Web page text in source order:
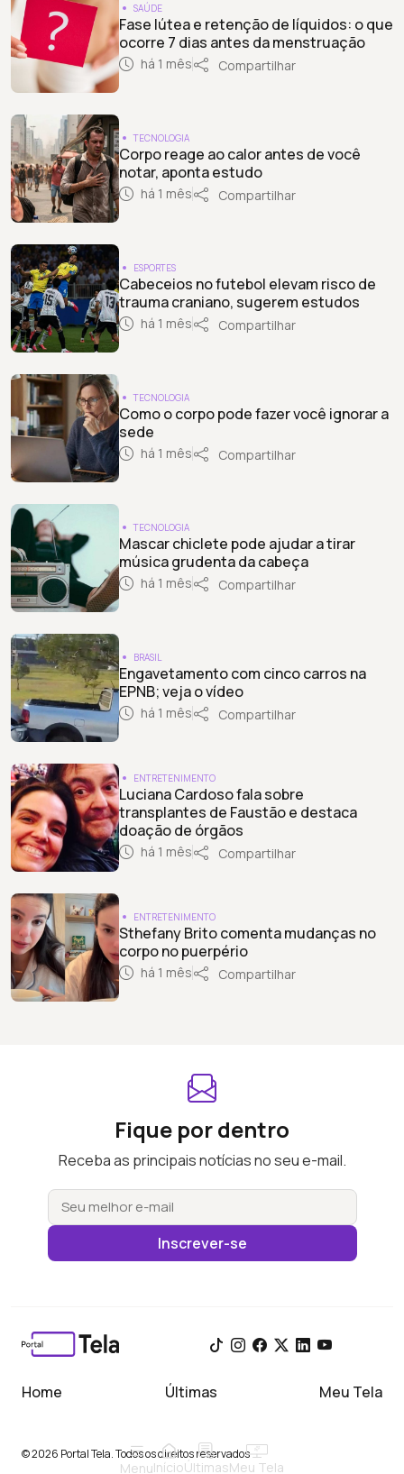
MenuInícioÚltimasMeu Tela
SAÚDE
Fase lútea e retenção de líquidos: o que
ocorre 7 dias antes da menstruação
há 1 mês Compartilhar
TECNOLOGIA
Corpo reage ao calor antes de você
notar, aponta estudo
há 1 mês Compartilhar
ESPORTES
Cabeceios no futebol elevam risco de
trauma craniano, sugerem estudos
há 1 mês Compartilhar
TECNOLOGIA
Como o corpo pode fazer você ignorar a
sede
há 1 mês Compartilhar
TECNOLOGIA
Mascar chiclete pode ajudar a tirar
música grudenta da cabeça
há 1 mês Compartilhar
BRASIL
Engavetamento com cinco carros na
EPNB; veja o vídeo
há 1 mês Compartilhar
ENTRETENIMENTO
Luciana Cardoso fala sobre
transplantes de Faustão e destaca
doação de órgãos
há 1 mês Compartilhar
ENTRETENIMENTO
Sthefany Brito comenta mudanças no
corpo no puerpério
há 1 mês Compartilhar
Fique por dentro
Receba as principais notícias no seu e-mail.
Inscrever-se
Home Últimas Meu Tela
© 2026 Portal Tela. Todos os direitos reservados